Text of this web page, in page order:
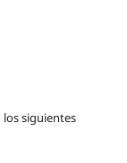
los siguientes